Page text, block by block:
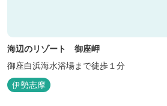
海辺のリゾート 御座岬
御座白浜海水浴場まで徒歩１分
伊勢志摩